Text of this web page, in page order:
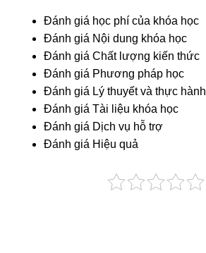
Đánh giá học phí của khóa học
Đánh giá Nội dung khóa học
Đánh giá Chất lượng kiến thức
Đánh giá Phương pháp học
Đánh giá Lý thuyết và thực hành
Đánh giá Tài liệu khóa học
Đánh giá Dịch vụ hỗ trợ
Đánh giá Hiệu quả